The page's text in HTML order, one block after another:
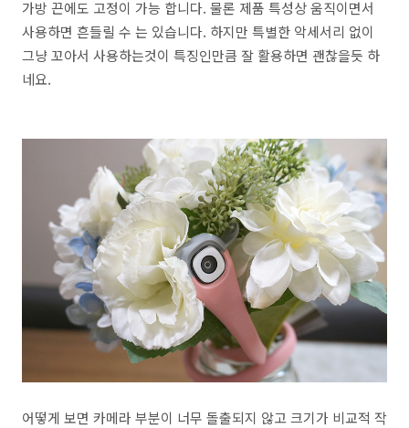
가방 끈에도 고정이 가능 합니다. 물론 제품 특성상 움직이면서
사용하면 흔들릴 수 는 있습니다. 하지만 특별한 악세서리 없이
그냥 꼬아서 사용하는것이 특징인만큼 잘 활용하면 괜찮을듯 하
네요.
어떻게 보면 카메라 부분이 너무 돌출되지 않고 크기가 비교적 작